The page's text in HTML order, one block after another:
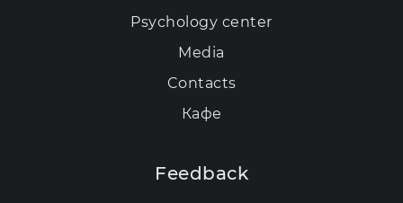
Psychology center
Media
Contacts
Кафе
Feedback